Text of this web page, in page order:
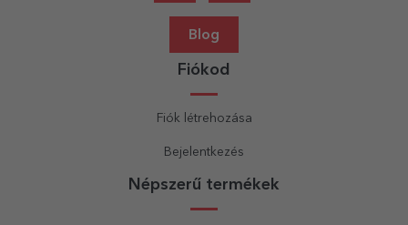
Blog
Fiókod
Fiók létrehozása
Bejelentkezés
Népszerű termékek